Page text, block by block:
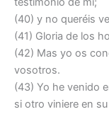
(40) y no queréis
(41) Gloria de los
(42) Mas yo os
vosotros.
(43) Yo he venido
si otro viniere en